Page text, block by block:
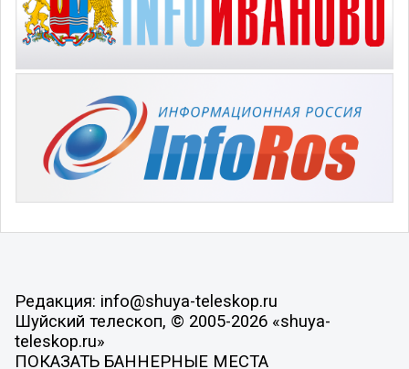
Редакция: info@shuya-teleskop.ru
Шуйский телескоп, © 2005-2026 «shuya-
teleskop.ru»
ПОКАЗАТЬ БАННЕРНЫЕ МЕСТА